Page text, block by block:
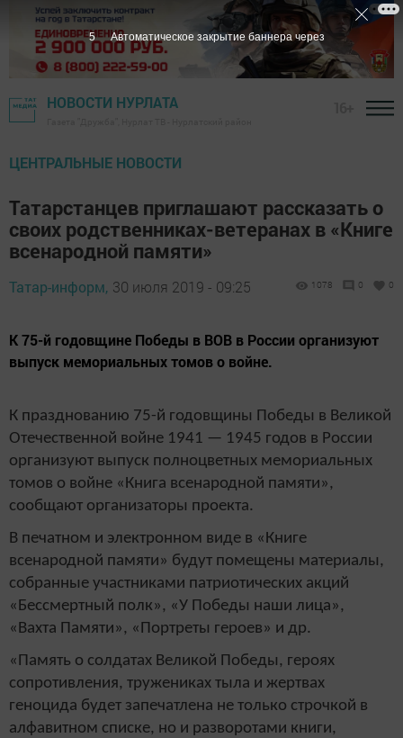
НОВОСТИ НУРЛАТА
ЦЕНТРАЛЬНЫЕ НОВОСТИ
Татарстанцев приглашают рассказать о
своих родственниках-ветеранах в «Книге
всенародной памяти»
Татар-информ, 30 июля 2019 - 09:25 1078 0 0
К 75-й годовщине Победы в ВОВ в России организуют
выпуск мемориальных томов о войне.
К празднованию 75-й годовщины Победы в Великой
Отечественной войне 1941 — 1945 годов в России
организуют выпуск полноцветных мемориальных
томов о войне «Книга всенародной памяти»,
сообщают организаторы проекта.
В печатном и электронном виде в «Книге
всенародной памяти» будут помещены материалы,
собранные участниками патриотических акций
«Бессмертный полк», «У Победы наши лица»,
«Вахта Памяти», «Портреты героев» и др.
«Память о солдатах Великой Победы, героях
сопротивления, тружениках тыла и жертвах
геноцида будет запечатлена не только строчкой в
алфавитном списке, но и разворотами книги,
4 Автоматическое закрытие баннера через